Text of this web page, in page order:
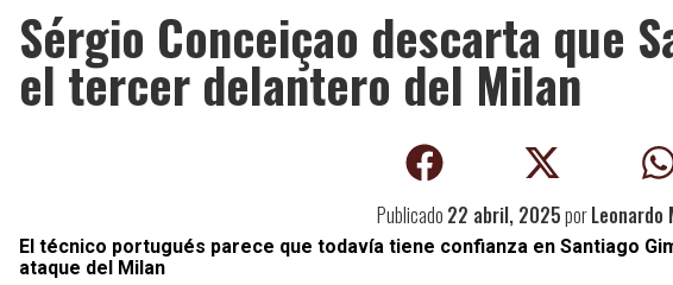
Sérgio Conceiçao descarta que
el tercer delantero del Milan
Publicado 22 abril, 2025porLeonardo
El técnico portugués parece que todavía tiene confianza en Santiago
ataque del Milan